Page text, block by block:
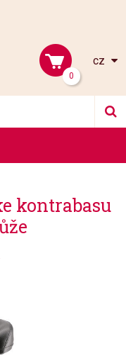
0
cz
kontrabasu